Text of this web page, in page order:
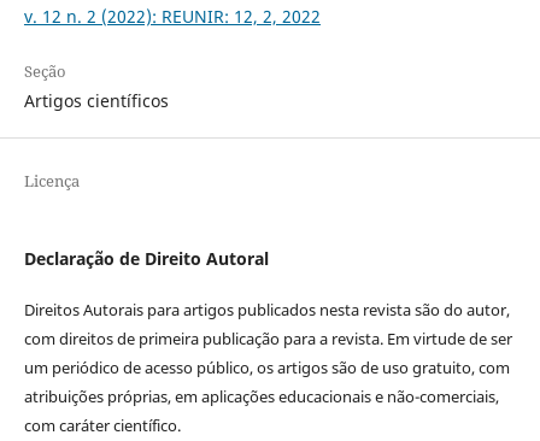
v. 12 n. 2 (2022): REUNIR: 12, 2, 2022
Seção
Artigos científicos
Licença
Declaração de Direito Autoral
Direitos Autorais para artigos publicados nesta revista são do autor,
com direitos de primeira publicação para a revista. Em virtude de ser
um periódico de acesso público, os artigos são de uso gratuito, com
atribuições próprias, em aplicações educacionais e não-comerciais,
com caráter científico.